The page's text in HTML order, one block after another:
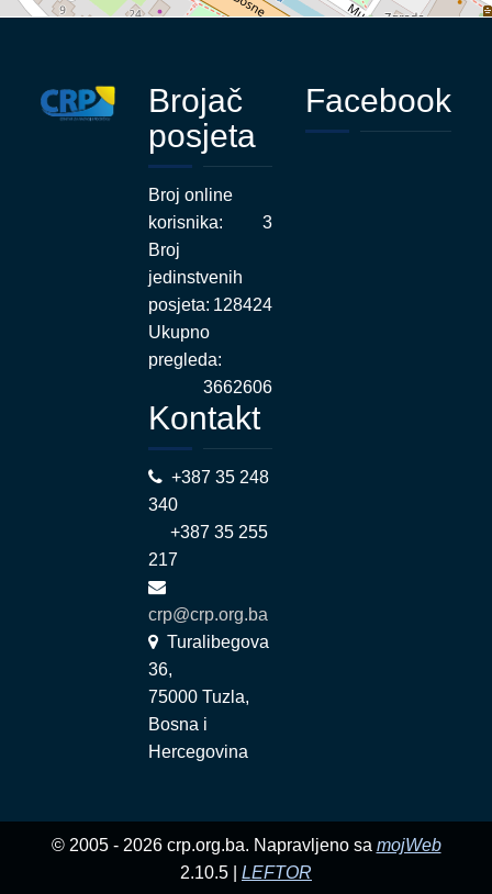
Brojač
posjeta
Broj online
korisnika:
3
Broj
jedinstvenih
posjeta: 128424
Ukupno
pregleda:
3662606
Kontakt
+387 35 248
340
+387 35 255
217
crp@crp.org.ba
Turalibegova
36,
75000 Tuzla,
Bosna i
Hercegovina
Facebook
© 2005 - 2026 crp.org.ba. Napravljeno sa mojWeb
2.10.5 | LEFTOR